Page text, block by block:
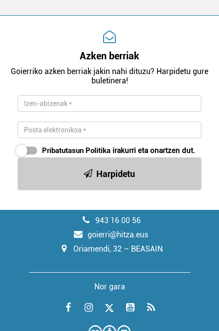
Azken berriak
Goierriko azken berriak jakin nahi dituzu? Harpidetu gure
buletinera!
Pribatutasun Politika irakurri eta onartzen dut.
Harpidetu
943 16 00 56
goierri@hitza.eus
Oriamendi, 32 – BEASAIN
Nor gara